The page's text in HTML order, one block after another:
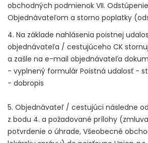
obchodných podmienok VII.
Objednávateľom a storno poplatky
4. Na základe nahlásenia poistnej
objednávateľa / cestujúceho CK
a zašle na e-mail objednávateľa
- vyplnený formulár Poistná udalosť -
- dobropis
5. Objednávateľ / cestujúci následne
z bodu 4. a požadované prílohy
potvrdenie o úhrade, Všeobecné